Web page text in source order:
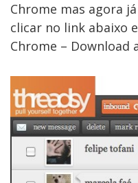
Chrome mas agora
clicar no link abaixo
Chrome – Download